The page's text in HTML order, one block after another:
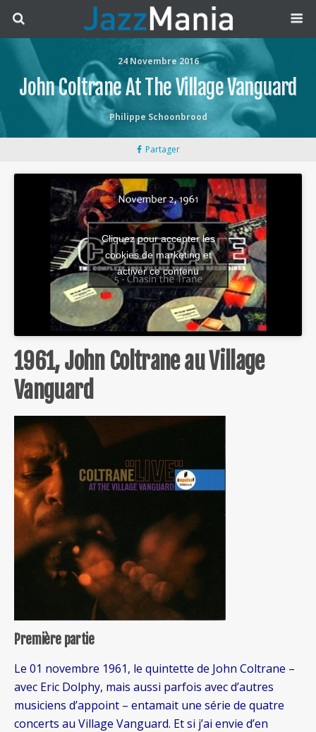
24 Novembre 2016
John Coltrane At The Village Vanguard
Philippe Schoonbrood
Partager
Cliquez pour accepter les
cookies de marketing et
activer ce contenu
1961, John Coltrane au Village
Vanguard
Première partie
Le 01 novembre 1961, le quintette de John Coltrane –
avec Eric Dolphy, mais aussi parfois avec d’autres
musiciens d’appoint – entamait une série de quatre
concerts au Village Vanguard. Et si j’ai envie d’en